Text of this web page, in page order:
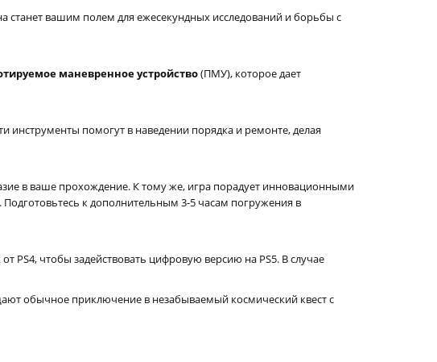
вашим полем для ежесекундных исследований и борьбы с
маневренное устройство(ПМУ), которое дает
инструменты помогут в наведении порядка и ремонте, делая
в ваше прохождение. К тому же, игра порадует инновационными
к дополнительным 3-5 часам погружения в
PS4, чтобы задействовать цифровую версию на PS5. В случае
обычное приключение в незабываемый космический квест с